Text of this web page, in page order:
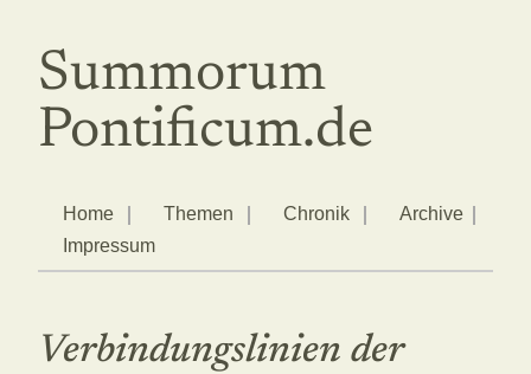
Summorum
Pontificum.de
Home Themen Chronik
Archive
Impressum
Verbindungslinien der